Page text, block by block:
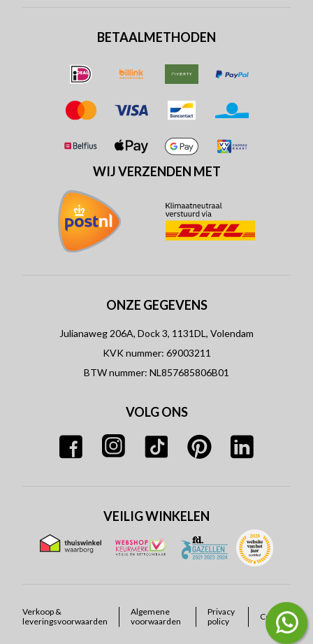
BETAALMETHODEN
WIJ VERZENDEN MET
ONZE GEGEVENS
Julianaweg 206A, Dock 3, 1131DL, Volendam
KVK nummer: 69003211
BTW nummer: NL857685806B01
VOLG ONS
Verkoop &
leveringsvoorwaarden
Algemene
voorwaarden
Privacy
policy
Cookies
VEILIG WINKELEN